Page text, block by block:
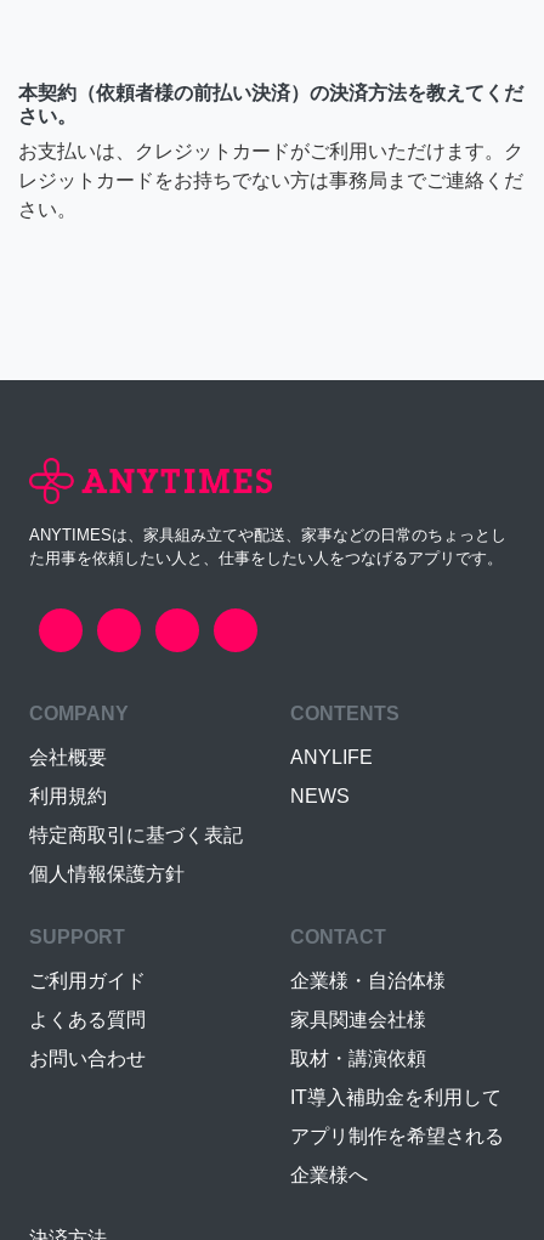
本契約（依頼者様の前払い決済）の決済方法を教えてくだ
さい。
お支払いは、クレジットカードがご利用いただけます。ク
レジットカードをお持ちでない方は事務局までご連絡くだ
さい。
ANYTIMESは、家具組み立てや配送、家事などの日常のちょっとし
た用事を依頼したい人と、仕事をしたい人をつなげるアプリです。
COMPANY
会社概要
利用規約
特定商取引に基づく表記
個人情報保護方針
CONTENTS
ANYLIFE
NEWS
SUPPORT
ご利用ガイド
よくある質問
お問い合わせ
CONTACT
企業様・自治体様
家具関連会社様
取材・講演依頼
IT導入補助金を利用して
アプリ制作を希望される
企業様へ